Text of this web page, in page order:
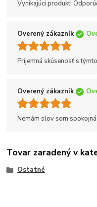
Vynikajúci produkt!
Overený zákazník
Príjemná skúsenosť s
Overený zákazník
Nemám slov som spokojná
Tovar zaradený v
Ostatné